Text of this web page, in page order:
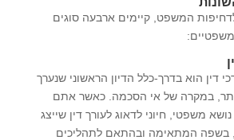
המשפט, קיימים ארבעה סוגים
משפטיים:
דין הוא בדרך-כלל הדיון הראשוני שנערך
יותר, במקרה של אי הסכמה. כאשר אתם
משפטי, חיוני לדאוג לעורך דין שייצג
בשפה המתאימה ובהתאם לתהליכים